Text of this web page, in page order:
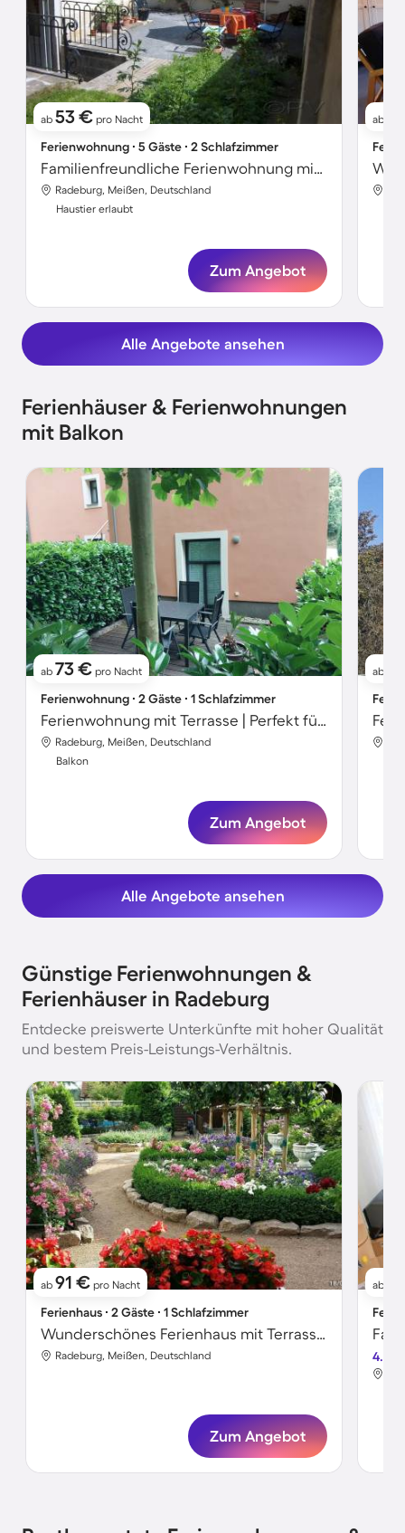
ab 53 € pro Nacht
Ferienwohnung ∙ 5 Gäste ∙ 2 Schlafzimmer
Familienfreundliche Ferienwohnung mit Terrasse und Garten | Ideal für Homeoffice | Haustierfreundlich
Radeburg, Meißen, Deutschland
Haustier erlaubt
Zum Angebot
ab
Alle Angebote ansehen
Ferienhäuser & Ferienwohnungen
mit Balkon
ab 73 € pro Nacht
Ferienwohnung ∙ 2 Gäste ∙ 1 Schlafzimmer
Ferienwohnung mit Terrasse | Perfekt für die Arbeit von Zuhause
Radeburg, Meißen, Deutschland
Balkon
Zum Angebot
ab
Alle Angebote ansehen
Günstige Ferienwohnungen &
Ferienhäuser in Radeburg
Entdecke preiswerte Unterkünfte mit hoher Qualität
und bestem Preis-Leistungs-Verhältnis.
ab 91 € pro Nacht
Ferienhaus ∙ 2 Gäste ∙ 1 Schlafzimmer
Wunderschönes Ferienhaus mit Terrasse und Garten
Radeburg, Meißen, Deutschland
Zum Angebot
ab
4.5